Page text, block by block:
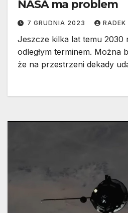
NASA ma problem
7 GRUDNIA 2023 RADEK
Jeszcze kilka lat temu 2030
odległym terminem. Można
że na przestrzeni dekady